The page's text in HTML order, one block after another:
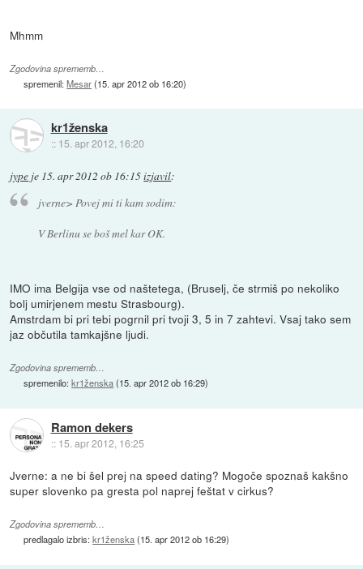
Mhmm
Zgodovina sprememb…
spremenil:Mesar(15. apr 2012 ob 16:20)
kr1ženska
:: 15. apr 2012, 16:20
jype je 15. apr 2012 ob 16:15izjavil:
jverne> Povej mi ti kam sodim:
V Berlinu se boš mel kar OK.
IMO ima Belgija vse od naštetega, (Bruselj, če strmiš po nekoliko
bolj umirjenem mestu Strasbourg).
Amstrdam bi pri tebi pogrnil pri tvoji 3, 5 in 7 zahtevi. Vsaj tako sem
jaz občutila tamkajšne ljudi.
Zgodovina sprememb…
spremenilo:kr1ženska(15. apr 2012 ob 16:29)
Ramon dekers
:: 15. apr 2012, 16:25
Jverne: a ne bi šel prej na speed dating? Mogoče spoznaš kakšno
super slovenko pa gresta pol naprej feštat v cirkus?
Zgodovina sprememb…
predlagalo izbris:kr1ženska(15. apr 2012 ob 16:29)